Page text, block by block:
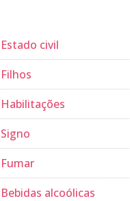
Estado civil
Filhos
Habilitações
Signo
Fumar
Bebidas alcoólicas